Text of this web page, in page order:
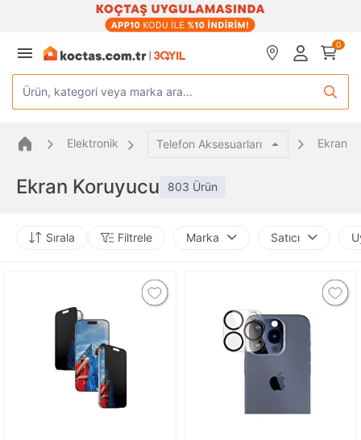
0
Ürün, kategori veya marka ara...
Elektronik Telefon Aksesuarları Ekran
Ekran Koruyucu 803 Ürün
Sırala Filtrele Marka Satıcı